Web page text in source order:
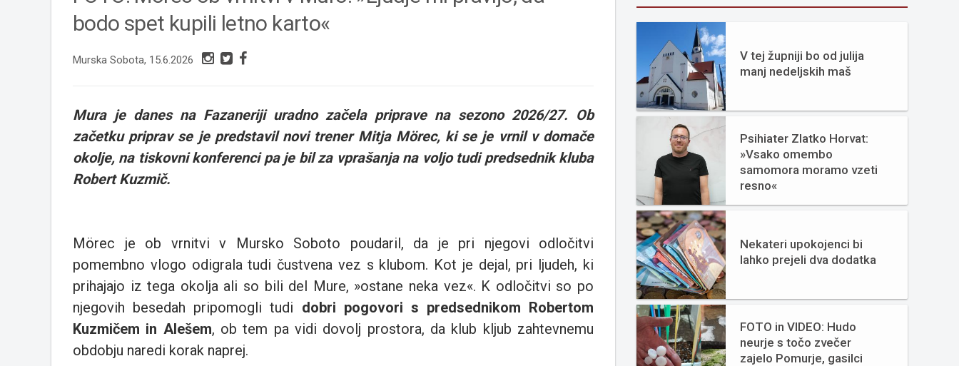
bodo spet kupili letno karto«
Murska Sobota, 15.6.2026
Mura je danes na Fazaneriji uradno začela priprave na sezono 2026/27. Ob
začetku priprav se je predstavil novi trener Mitja Mörec, ki se je vrnil v domače
okolje, na tiskovni konferenci pa je bil za vprašanja na voljo tudi predsednik kluba
Robert Kuzmič.
Mörec je ob vrnitvi v Mursko Soboto poudaril, da je pri njegovi odločitvi
pomembno vlogo odigrala tudi čustvena vez s klubom. Kot je dejal, pri ljudeh, ki
prihajajo iz tega okolja ali so bili del Mure, »ostane neka vez«. K odločitvi so po
njegovih besedah pripomogli tudi dobri pogovori s predsednikom Robertom
Kuzmičem in Alešem, ob tem pa vidi dovolj prostora, da klub kljub zahtevnemu
obdobju naredi korak naprej.
V tej župniji bo od julija
manj nedeljskih maš
Psihiater Zlatko Horvat:
»Vsako omembo
samomora moramo vzeti
resno«
Nekateri upokojenci bi
lahko prejeli dva dodatka
FOTO in VIDEO: Hudo
neurje s točo zvečer
zajelo Pomurje, gasilci